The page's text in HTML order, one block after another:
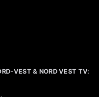
VEST & NORD VEST TV: